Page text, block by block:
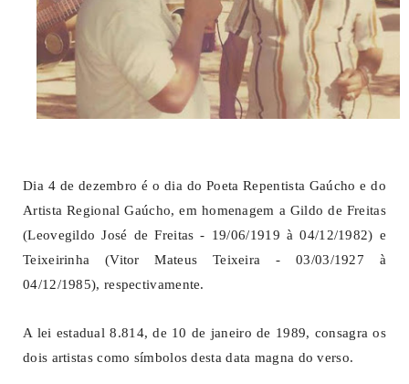
Dia 4 de dezembro é o dia do Poeta Repentista Gaúcho e do
Artista Regional Gaúcho, em homenagem a Gildo de Freitas
(Leovegildo José de Freitas - 19/06/1919 à 04/12/1982) e
Teixeirinha (Vitor Mateus Teixeira - 03/03/1927 à
04/12/1985), respectivamente.
A lei estadual 8.814, de 10 de janeiro de 1989, consagra os
dois artistas como símbolos desta data magna do verso.